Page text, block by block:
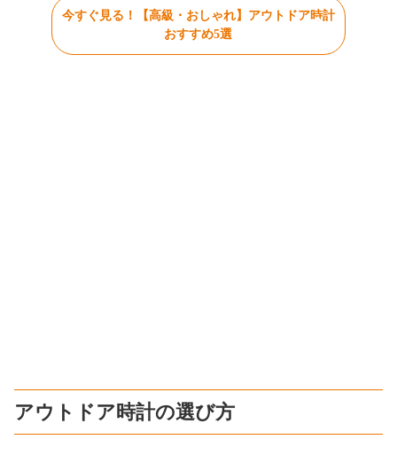
今すぐ見る！【高級・おしゃれ】アウトドア時計
おすすめ5選
アウトドア時計の選び方